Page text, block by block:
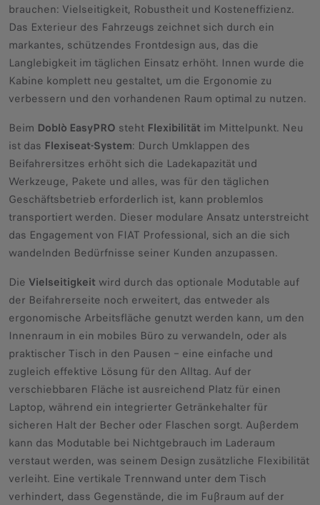
brauchen: Vielseitigkeit, Robustheit und Kosteneffizienz.
Das Exterieur des Fahrzeugs zeichnet sich durch ein
markantes, schützendes Frontdesign aus, das die
Langlebigkeit im täglichen Einsatz erhöht. Innen wurde die
Kabine komplett neu gestaltet, um die Ergonomie zu
verbessern und den vorhandenen Raum optimal zu nutzen.
Beim Doblò EasyPRO steht Flexibilität im Mittelpunkt. Neu
ist das Flexiseat-System: Durch Umklappen des
Beifahrersitzes erhöht sich die Ladekapazität und
Werkzeuge, Pakete und alles, was für den täglichen
Geschäftsbetrieb erforderlich ist, kann problemlos
transportiert werden. Dieser modulare Ansatz unterstreicht
das Engagement von FIAT Professional, sich an die sich
wandelnden Bedürfnisse seiner Kunden anzupassen.
Die Vielseitigkeit wird durch das optionale Modutable auf
der Beifahrerseite noch erweitert, das entweder als
ergonomische Arbeitsfläche genutzt werden kann, um den
Innenraum in ein mobiles Büro zu verwandeln, oder als
praktischer Tisch in den Pausen – eine einfache und
zugleich effektive Lösung für den Alltag. Auf der
verschiebbaren Fläche ist ausreichend Platz für einen
Laptop, während ein integrierter Getränkehalter für
sicheren Halt der Becher oder Flaschen sorgt. Außerdem
kann das Modutable bei Nichtgebrauch im Laderaum
verstaut werden, was seinem Design zusätzliche Flexibilität
verleiht. Eine vertikale Trennwand unter dem Tisch
verhindert, dass Gegenstände, die im Fußraum auf der